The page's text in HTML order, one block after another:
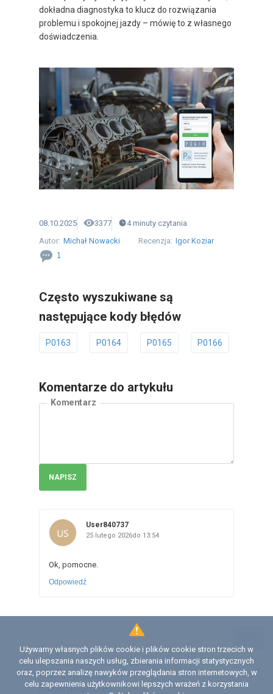
dokładna diagnostyka to klucz do rozwiązania
problemu i spokojnej jazdy – mówię to z własnego
doświadczenia.
08.10.2025 3377 4 minuty czytania
Autor: Michał Nowacki Recenzja: Igor Koziar
1
Często wyszukiwane są
następujące kody błędów
P0163 P0164 P0165 P0166
Komentarze do artykułu
Komentarz
NAPISZ
User840737
25 lutego 2026do 13:54
Ok, pomocne.
Odpowiedź
Używamy własnych plików cookie i plików cookie stron trzecich w
celu ulepszania naszych usług, zbierania informacji statystycznych
oraz, poprzez analizę nawyków przeglądania stron internetowych, w
celu zapewnienia użytkownikowi lepszych wrażeń z korzystania
Licencja
Umowa z użytkownikiem serwisu
Polityka prywatności
Polityka plików сookie